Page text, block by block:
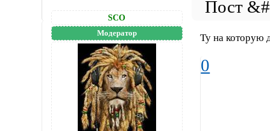
SCO
Модератор Ту на которую
0